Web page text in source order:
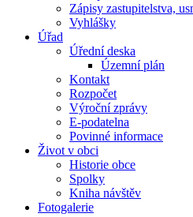
Zápisy zastupitelstva,
Vyhlášky
Úřad
Úřední deska
Územní plán
Kontakt
Rozpočet
Výroční zprávy
E-podatelna
Povinné informace
Život v obci
Historie obce
Spolky
Kniha návštěv
Fotogalerie